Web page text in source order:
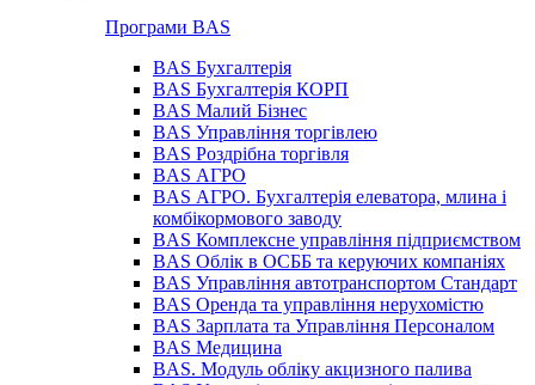
Програми BAS
BAS Бухгалтерія
BAS Бухгалтерія КОРП
BAS Малий Бізнес
BAS Управління торгівлею
BAS Роздрібна торгівля
BAS АГРО
BAS АГРО. Бухгалтерія елеватора, млина і
комбікормового заводу
BAS Комплексне управління підприємством
BAS Облік в ОСББ та керуючих компаніях
BAS Управління автотранспортом Стандарт
BAS Оренда та управління нерухомістю
BAS Зарплата та Управління Персоналом
BAS Медицина
BAS. Модуль обліку акцизного палива